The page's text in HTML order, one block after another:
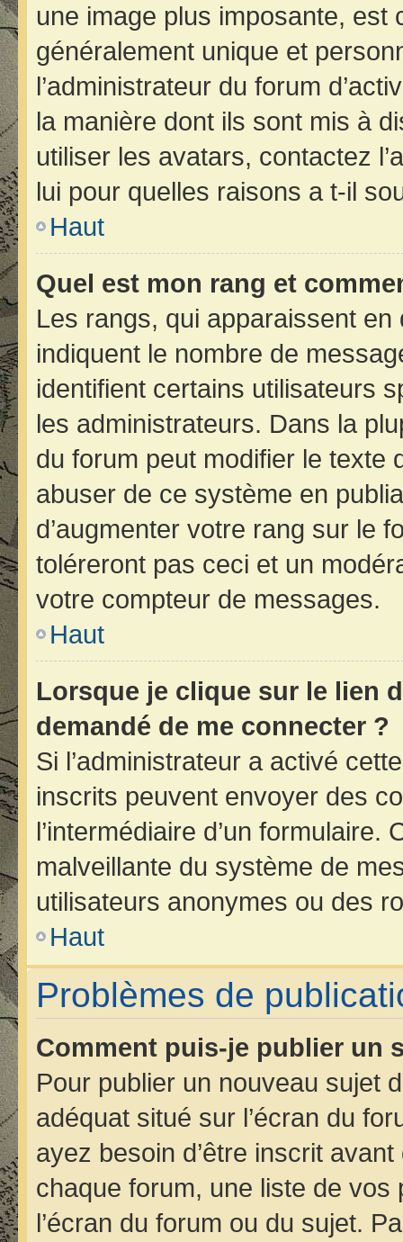
une image plus imposante, est
généralement unique et
l’administrateur du forum
la manière dont ils sont mis à
utiliser les avatars, contactez
lui pour quelles raisons a t-il
Haut
Quel est mon rang et
Les rangs, qui apparaissent en
indiquent le nombre de
identifient certains utilisateurs
les administrateurs. Dans la
du forum peut modifier le texte
abuser de ce système en
d’augmenter votre rang sur le
toléreront pas ceci et un
votre compteur de messages.
Haut
Lorsque je clique sur le lien
demandé de me connecter ?
Si l’administrateur a activé
inscrits peuvent envoyer des
l’intermédiaire d’un
malveillante du système de
utilisateurs anonymes ou des
Haut
Problèmes de
Comment puis-je publier un
Pour publier un nouveau sujet
adéquat situé sur l’écran du
ayez besoin d’être inscrit
chaque forum, une liste de
l’écran du forum ou du sujet.